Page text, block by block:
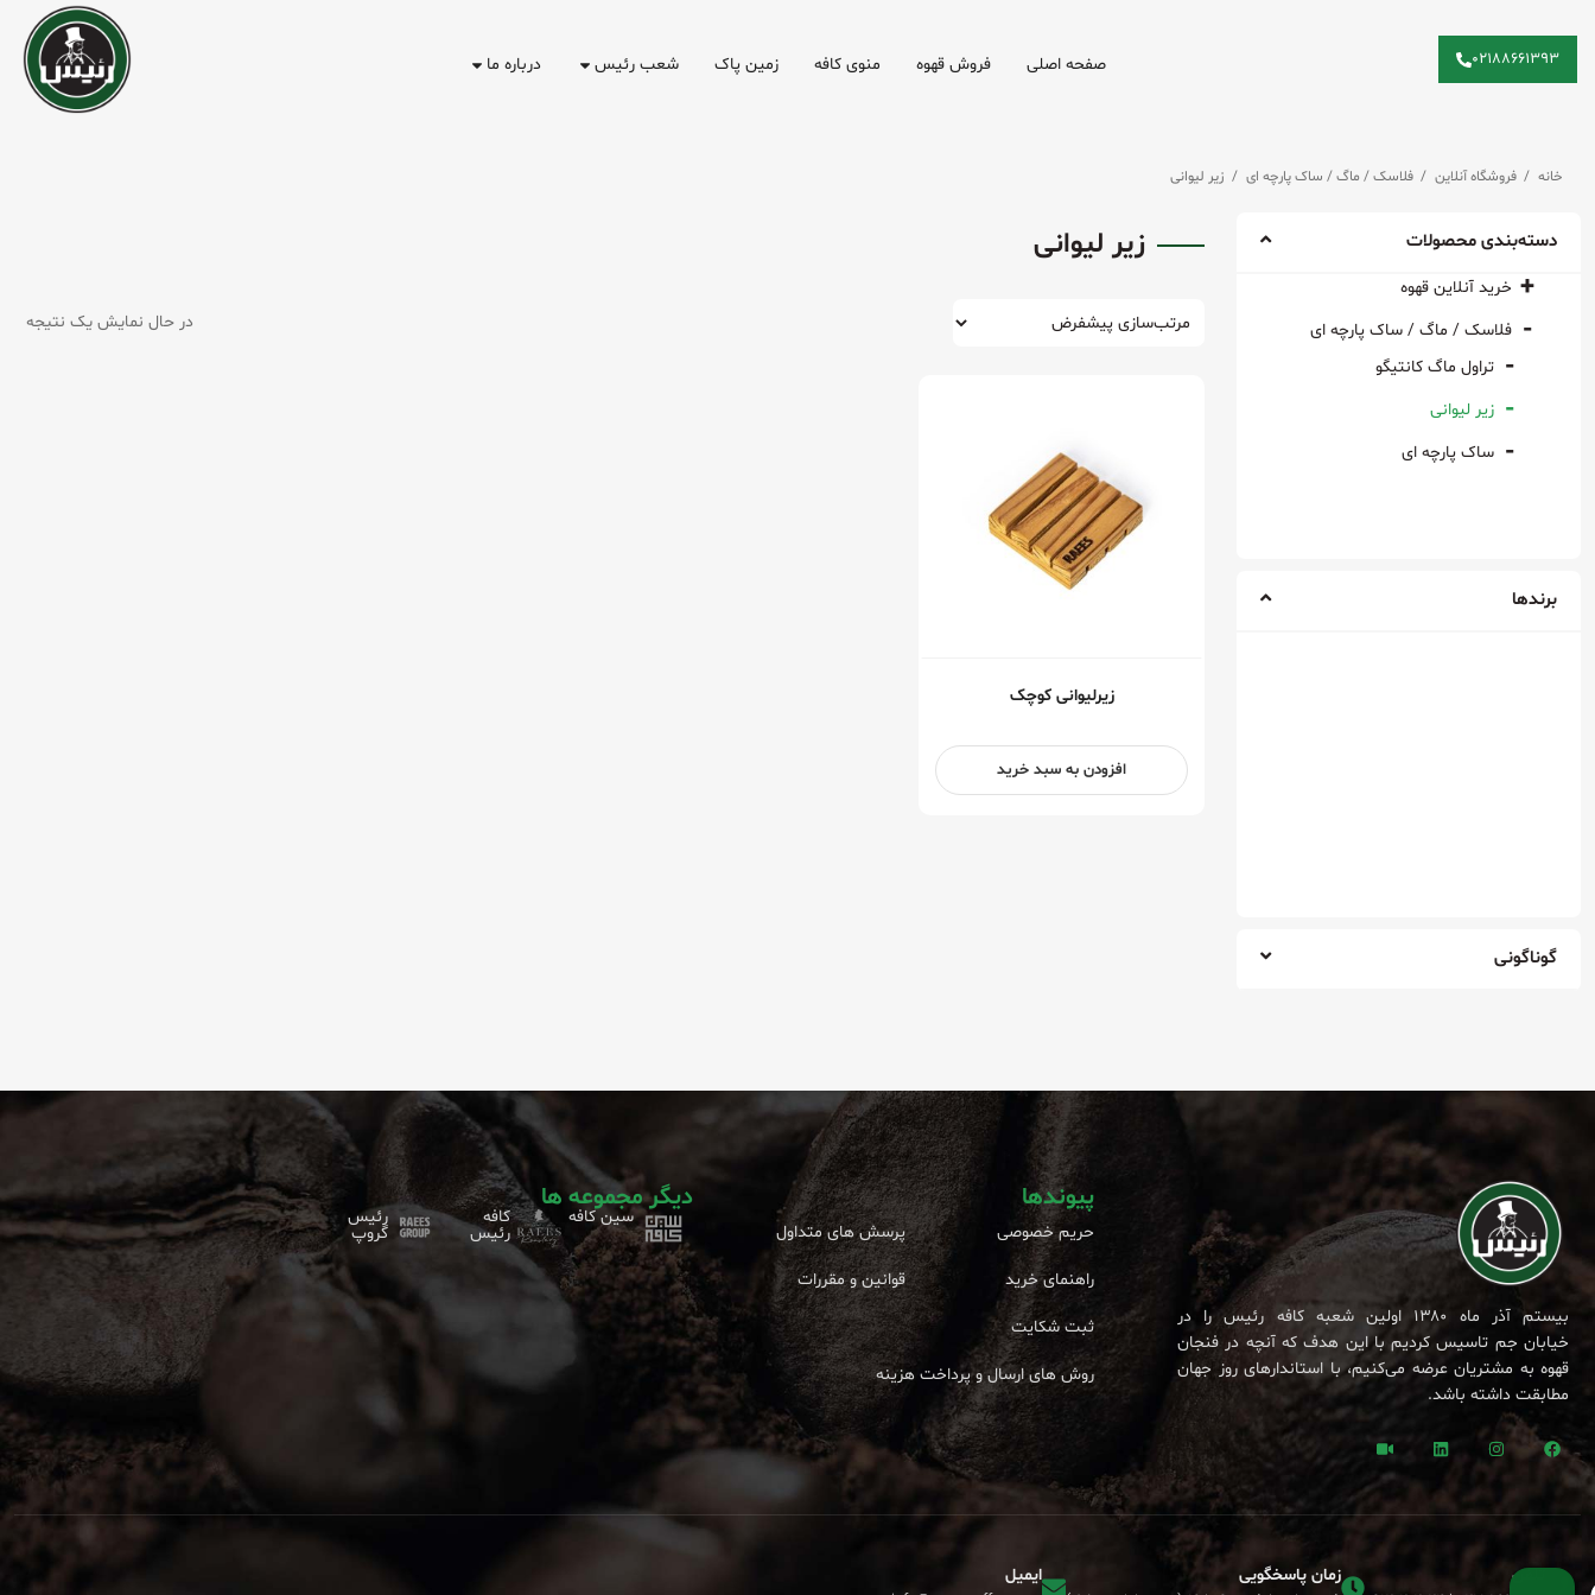
۰۲۱۸۸۶۶۱۳۹۳ صفحه اصلی فروش قهوه منوی کافه زمین پاک شعب رئیس درباره ما
خانه / فروشگاه آنلاین / فلاسک / ماگ / ساک پارچه ای / زیر لیوانی
زیر لیوانی
در حال نمایش یک نتیجه
زیرلیوانی کوچک
افزودن به سبد خرید
دسته‌بندی محصولات
دوره آکادمی
فروشگاه آنلاین
استند وی سیکستی
پيمانه چوبى دست ساز
فرنچ پرس
فوم ساز
موکاپات
بیالتی
رئیس
زیپ کاپ
چای/دمنوش
دمنوش
خرید آنلاین قهوه
هورکا (سین)
۳۰٪ ربوستا)
فلاسک / ماگ / ساک پارچه ای
تراول ماگ کانتیگو
زیر لیوانی
ساک پارچه ای
برندها
گوناگونی
بیستم آذر ماه ۱۳۸۰ اولین شعبه کافه رئیس را در
خیابان جم تاسیس کردیم با این هدف که آنچه در فنجان
قهوه به مشتریان عرضه می‌کنیم، با استاندارهای روز جهان
مطابقت داشته باشد.
پیوندها
حریم خصوصی پرسش های متداول
راهنمای خرید قوانین و مقررات
ثبت شکایت
روش های ارسال و پرداخت هزینه
دیگر مجموعه ها
سین کافه کافه
رئیس
رئیس
گروپ
تلفن زمان پاسخگویی ایمیل